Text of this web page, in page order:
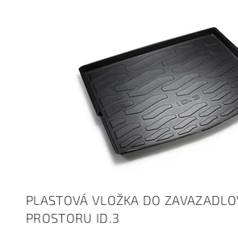
PLASTOVÁ VLOŽKA DO
PROSTORU ID.3